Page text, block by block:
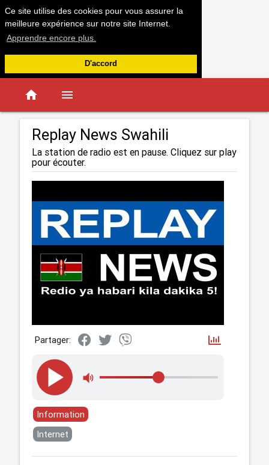
Ce site utilise des cookies pour vous assurer la
meilleure expérience sur notre site Internet.
Apprendre encore plus.
D'accord
home menu
Replay News Swahili
La station de radio est en pause. Cliquez sur play
pour écouter.
Partager:
Information
Internet